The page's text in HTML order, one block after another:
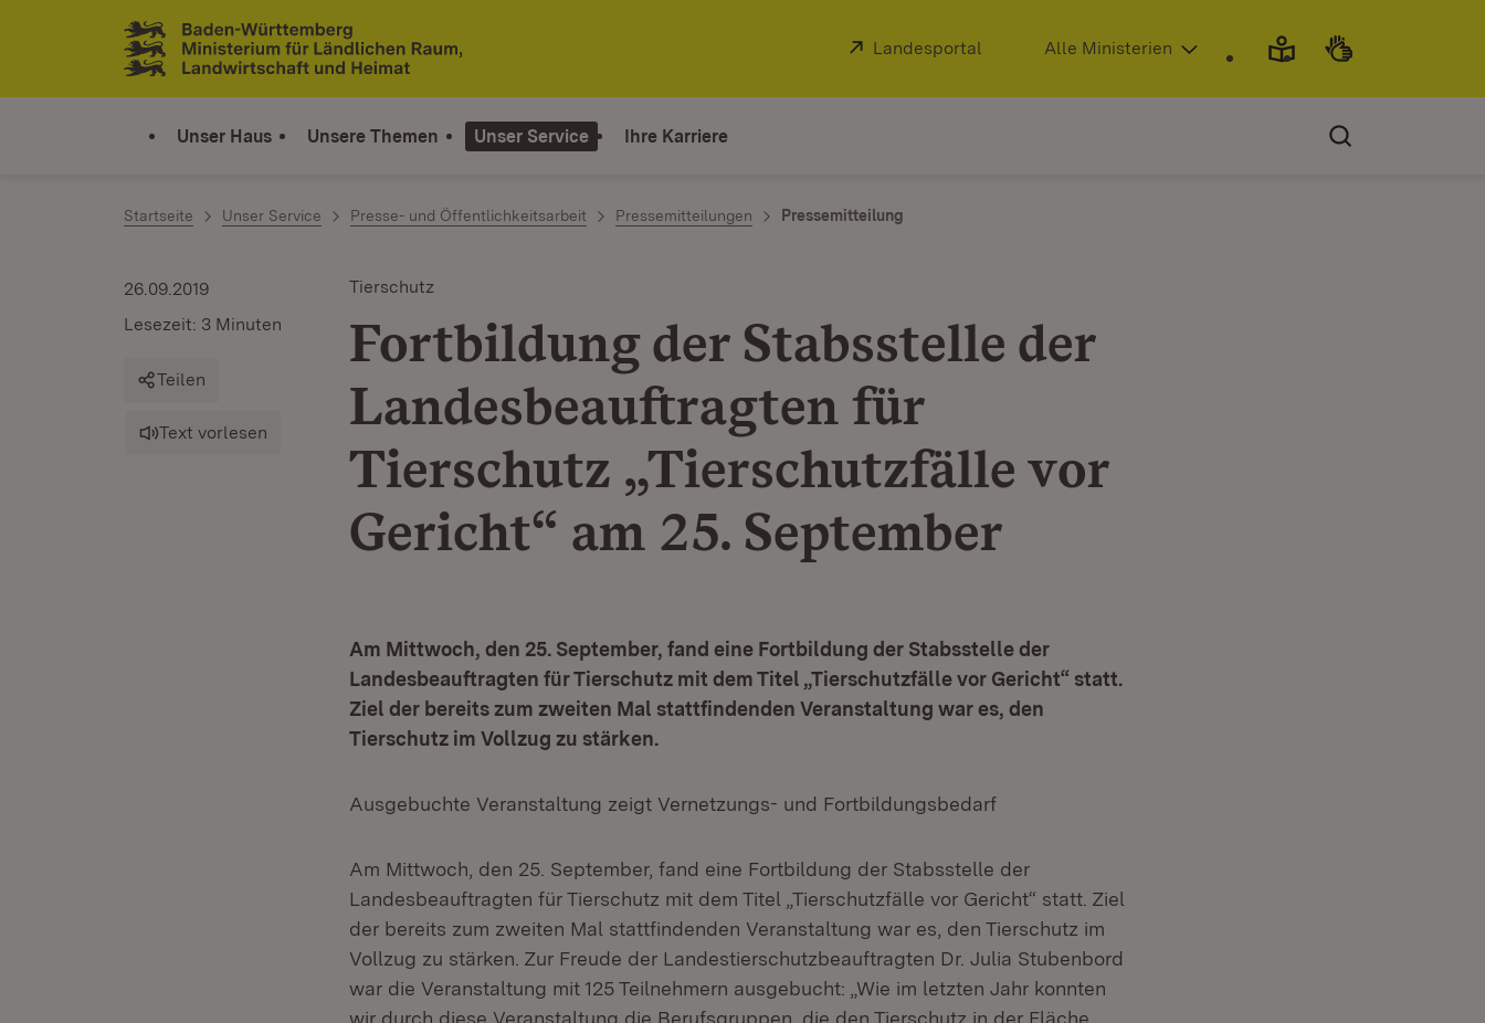
Zum Inhalt springen
Link zur Startseite
Extern:
Landesportal (Öffnet in neuem Fenster)
Alle Ministerien
Unser Haus Unsere Themen Unser Service Ihre Karriere
Startseite Unser Service Presse- und Öffentlichkeitsarbeit Pressemitteilungen Pressemitteilung
Tierschutz
Fortbildung der Stabsstelle der
Landesbeauftragten für
Tierschutz „Tierschutzfälle vor
Gericht“ am 25. September
26.09.2019
Lesezeit: 3 Minuten
Teilen
Text vorlesen
Am Mittwoch, den 25. September, fand eine Fortbildung der Stabsstelle der
Landesbeauftragten für Tierschutz mit dem Titel „Tierschutzfälle vor Gericht“ statt.
Ziel der bereits zum zweiten Mal stattfindenden Veranstaltung war es, den
Tierschutz im Vollzug zu stärken.
Ausgebuchte Veranstaltung zeigt Vernetzungs- und Fortbildungsbedarf
Am Mittwoch, den 25. September, fand eine Fortbildung der Stabsstelle der
Landesbeauftragten für Tierschutz mit dem Titel „Tierschutzfälle vor Gericht“ statt. Ziel
der bereits zum zweiten Mal stattfindenden Veranstaltung war es, den Tierschutz im
Vollzug zu stärken. Zur Freude der Landestierschutzbeauftragten Dr. Julia Stubenbord
war die Veranstaltung mit 125 Teilnehmern ausgebucht: „Wie im letzten Jahr konnten
wir durch diese Veranstaltung die Berufsgruppen, die den Tierschutz in der Fläche